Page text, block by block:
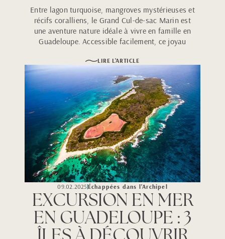
Entre lagon turquoise, mangroves mystérieuses et
récifs coralliens, le Grand Cul-de-sac Marin est
une aventure nature idéale à vivre en famille en
Guadeloupe. Accessible facilement, ce joyau
émerveillement et souvenirs inoubliables pour
petits et grands.
LIRE L'ARTICLE
09.02.2025Échappées dans l'Archipel
EXCURSION EN MER
EN GUADELOUPE : 3